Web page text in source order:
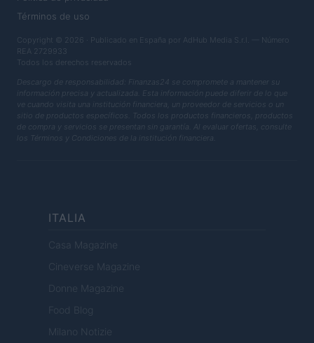
Términos de uso
Copyright © 2026 · Publicado en España por AdHub Media S.r.l. — Número
REA 2729933
Todos los derechos reservados
Descargo de responsabilidad: Finanzas24 se compromete a mantener su
información precisa y actualizada. Esta información puede diferir de lo que
ve cuando visita una institución financiera, un proveedor de servicios o un
sitio de productos específicos. Todos los productos financieros, productos
de compra y servicios se presentan sin garantía. Al evaluar ofertas, consulte
los Términos y Condiciones de la institución financiera.
ITALIA
Casa Magazine
Cineverse Magazine
Donne Magazine
Food Blog
Milano Notizie